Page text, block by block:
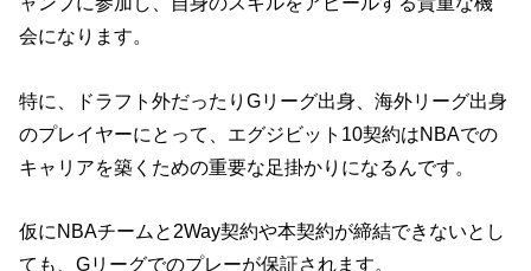
会になります。
特に、ドラフト外だったりGリーグ出身、海外リーグ出身
のプレイヤーにとって、エグジビット10契約はNBAでの
キャリアを築くための重要な足掛かりになるんです。
仮にNBAチームと2Way契約や本契約が締結できないとし
ても、Gリーグでのプレーが保証されます。